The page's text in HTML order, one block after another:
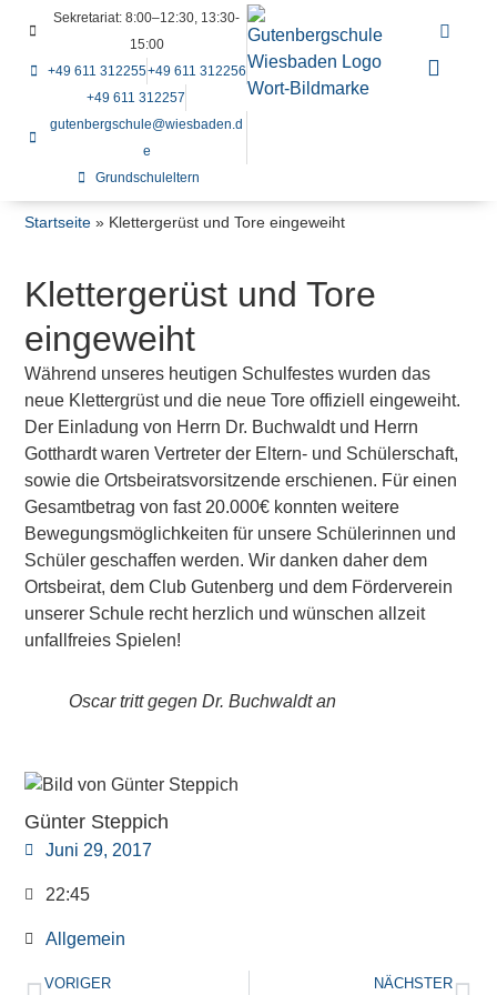
Sekretariat: 8:00–12:30, 13:30-
15:00
+49 611 312255+49 611 312256
+49 611 312257
gutenbergschule@wiesbaden.d
e
Grundschuleltern
Startseite » Klettergerüst und Tore eingeweiht
Klettergerüst und Tore
eingeweiht
Während unseres heutigen Schulfestes wurden das
neue Klettergrüst und die neue Tore offiziell eingeweiht.
Der Einladung von Herrn Dr. Buchwaldt und Herrn
Gotthardt waren Vertreter der Eltern- und Schülerschaft,
sowie die Ortsbeiratsvorsitzende erschienen. Für einen
Gesamtbetrag von fast 20.000€ konnten weitere
Bewegungsmöglichkeiten für unsere Schülerinnen und
Schüler geschaffen werden. Wir danken daher dem
Ortsbeirat, dem Club Gutenberg und dem Förderverein
unserer Schule recht herzlich und wünschen allzeit
unfallfreies Spielen!
Oscar tritt gegen Dr. Buchwaldt an
Günter Steppich
Juni 29, 2017
22:45
Allgemein
VORIGER NÄCHSTER